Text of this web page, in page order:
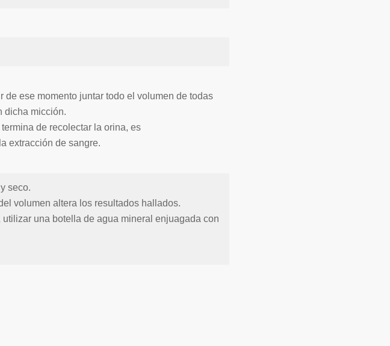
de ese momento juntar todo el volumen de todas
dicha micción.
de recolectar la orina, es
extracción de sangre.
seco.
volumen altera los resultados hallados.
una botella de agua mineral enjuagada con